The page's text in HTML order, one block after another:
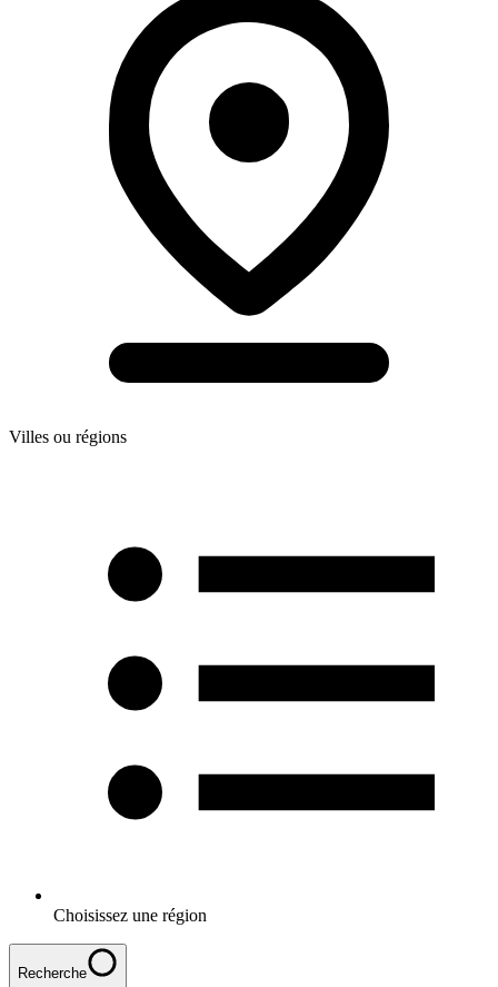
Villes ou régions
Choisissez une région
Recherche